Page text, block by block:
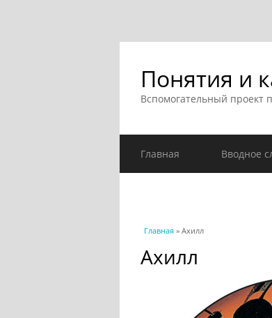
Понятия и
Вспомогательный проект
Главная Вводное
Вы здесь
Главная » Ахилл
Ахилл